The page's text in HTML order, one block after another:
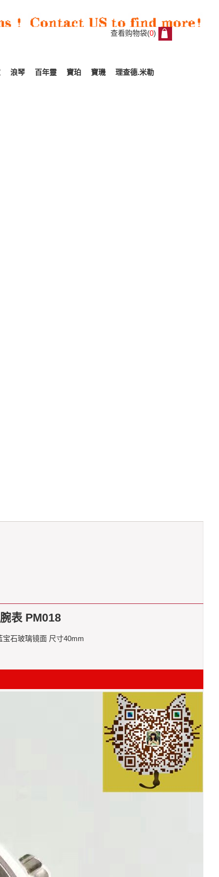
查看购物袋(0)
浪琴 百年靈 寶珀 寶璣 理查德.米勒
表 PM018
石玻璃镜面 尺寸40mm